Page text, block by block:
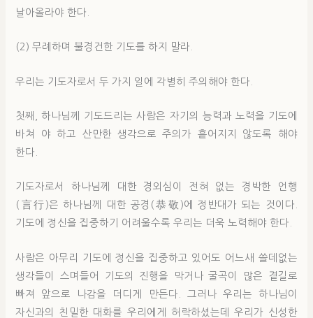
날아올라야 한다.
(2) 무례하며 불경건한 기도를 하지 말라.
우리는 기도자로서 두 가지 일에 각별히 주의해야 한다.
첫째, 하나님께 기도드리는 사람은 자기의 능력과 노력을 기도에
바쳐 야 하고 산만한 생각으로 주의가 흩어지지 않도록 해야
한다.
기도자로서 하나님께 대한 경외심이 전혀 없는 경박한 언행
(言行)은 하나님께 대한 공경(恭敬)에 정반대가 되는 것이다.
기도에 정신을 집중하기 어려울수록 우리는 더욱 노력해야 한다.
사람은 아무리 기도에 정신을 집중하고 있어도 어느새 쓸데없는
생각들이 스며들어 기도의 진행을 막거나 굴곡이 많은 곁길로
빠져 앞으로 나감을 더디게 만든다. 그러나 우리는 하나님이
자신과의 친밀한 대화를 우리에게 허락하셨는데 우리가 신성한